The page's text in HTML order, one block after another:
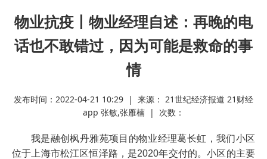
物业抗疫丨物业经理自述：再晚的电
话也不敢错过，因为可能是救命的事
情
发布时间：2022-04-21 10:29 | 来源： 21世纪经济报道 21财经
app 张敏,张雁楠 | 次数：
我是融创枫丹雅苑项目的物业经理葛长虹，我们小区
位于上海市松江区恒泽路，是2020年交付的。小区的主要